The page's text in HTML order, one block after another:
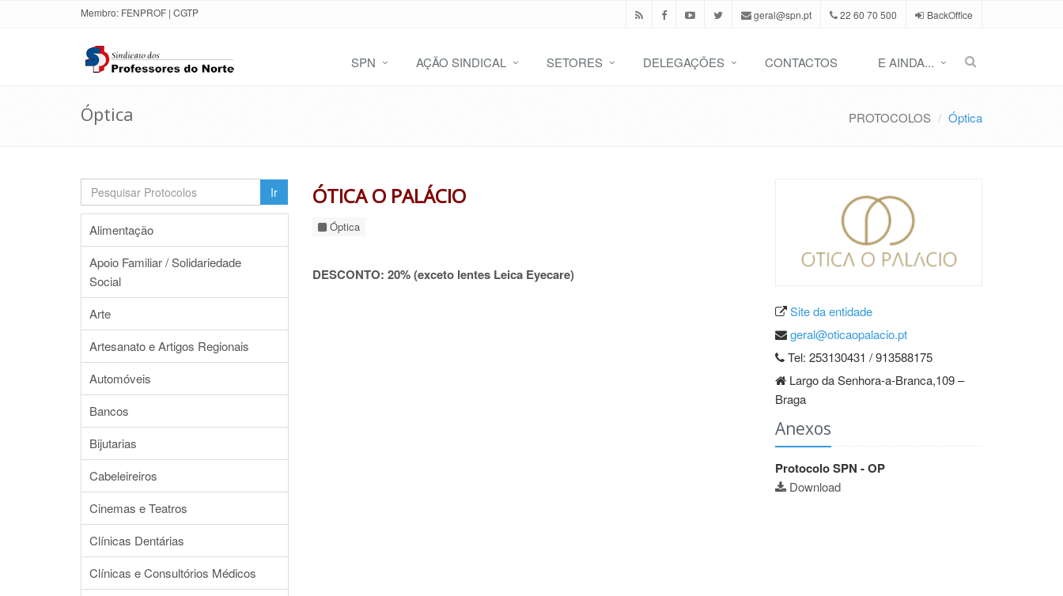
Membro: FENPROF | CGTP geral@spn.pt 22 60 70 500 BackOffice
SPN AÇÃO SINDICAL SETORES DELEGAÇÕES CONTACTOS E AINDA...
Óptica PROTOCOLOS Óptica
Ir
Alimentação
Apoio Familiar / Solidariedade
Social
Arte
Artesanato e Artigos Regionais
Automóveis
Bancos
Bijutarias
Cabeleireiros
Cinemas e Teatros
Clínicas Dentárias
Clínicas e Consultórios Médicos
ÓTICA O PALÁCIO
Óptica
DESCONTO: 20% (exceto lentes Leica Eyecare)
Site da entidade
geral@oticaopalacio.pt
Tel: 253130431 / 913588175
Largo da Senhora-a-Branca,109 –
Braga
Anexos
Protocolo SPN - OP
Download